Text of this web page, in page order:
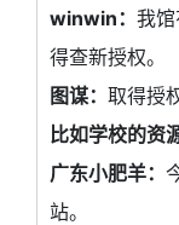
winwin： 我
得查新授权。
图谋： 取得授
比如学校的资
广东小肥羊：
站。